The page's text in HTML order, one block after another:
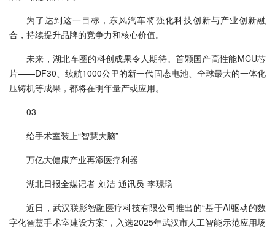
为了达到这一目标，东风汽车将强化科技创新与产业创新融
合，持续提升品牌的竞争力和核心价值。
未来，湖北车圈的科创成果令人期待。首颗国产高性能MCU芯
片——DF30、续航1000公里的新一代固态电池、全球最大的一体化
压铸机等成果，都将在明年量产或应用。
03
给手术室装上“智慧大脑”
万亿大健康产业再添医疗利器
湖北日报全媒记者 刘洁 通讯员 李璟玚
近日，武汉联影智融医疗科技有限公司推出的“基于AI驱动的数
字化智慧手术室建设方案”，入选2025年武汉市人工智能示范应用场